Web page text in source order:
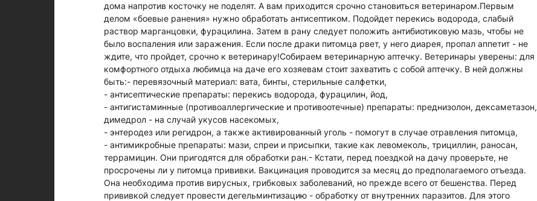
дома напротив косточку не поделят. А вам приходится срочно становиться ветеринаром.Первым
делом «боевые ранения» нужно обработать антисептиком. Подойдет перекись водорода, слабый
раствор марганцовки, фурацилина. Затем в рану следует положить антибиотиковую мазь, чтобы не
было воспаления или заражения. Если после драки питомца рвет, у него диарея, пропал аппетит - не
ждите, что пройдет, срочно к ветеринару!Собираем ветеринарную аптечку. Ветеринары уве­ре­ны: для
комфортного отдыха лю­бимца на даче его хозяевам стоит захватить с собой аптечку. В ней должны
быть:- перевязочный материал: вата, бинты, стерильные салфетки,
- антисептические препараты: перекись водорода, фурацилин, йод,
- антигистаминные (противоаллергические и противоотечные) препараты: преднизолон, дексаметазон,
димедрол - на случай укусов насекомых,
- энтеродез или регидрон, а также активированный уголь - помогут в случае отравления питомца,
- антимикробные препараты: мази, спреи и присыпки, такие как левомеколь, трициллин, раносан,
террамицин. Они пригодятся для обработки ран.- Кстати, перед поездкой на дачу проверьте, не
просрочены ли у питомца прививки. Вакцинация проводится за месяц до предполагаемого отъезда.
Она необходима против вирусных, грибковых заболеваний, но прежде всего от бешенства. Перед
прививкой следует провести дегельминтизацию - обработку от внутренних паразитов. Для этого